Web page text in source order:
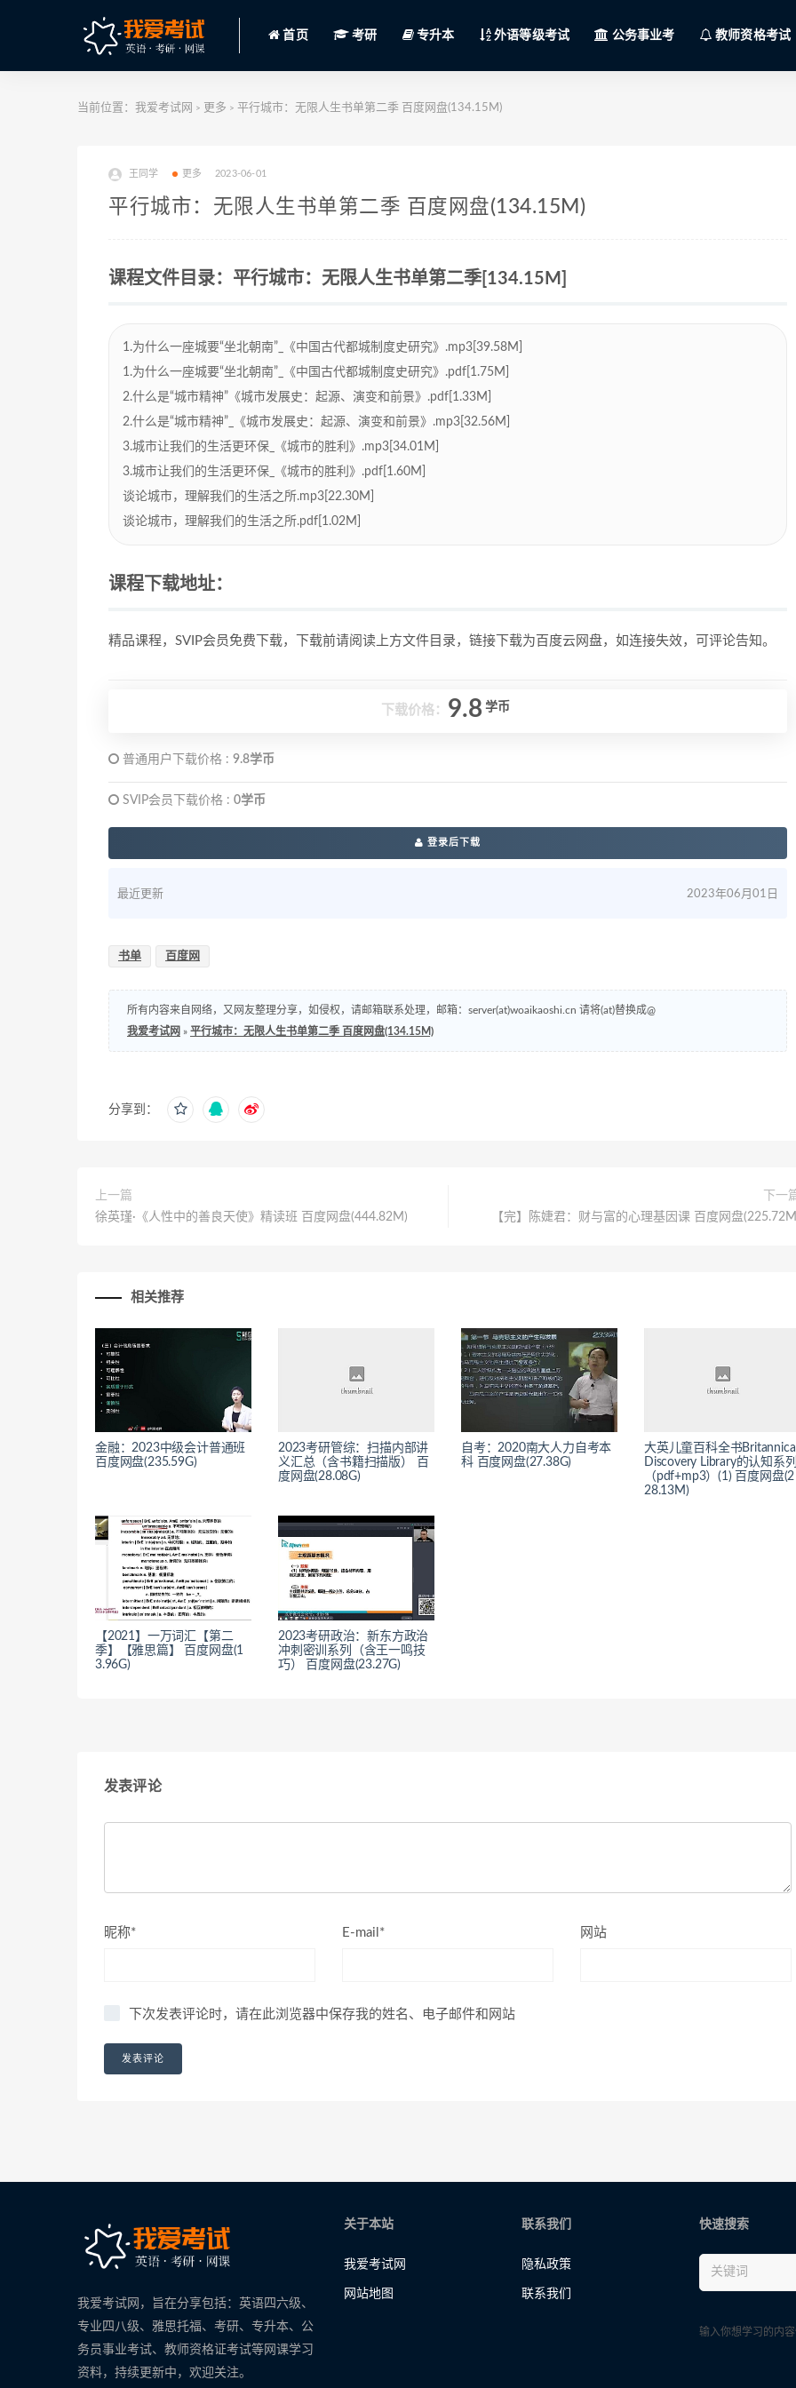
首页 考研 专升本 外语等级考试 公务事业考 教师资格考试
当前位置： 我爱考试网 > 更多 > 平行城市：无限人生书单第二季 百度网盘(134.15M)
王同学 更多 2023-06-01
平行城市：无限人生书单第二季 百度网盘(134.15M)
课程文件目录：平行城市：无限人生书单第二季[134.15M]
1.为什么一座城要“坐北朝南”_《中国古代都城制度史研究》.mp3[39.58M]
1.为什么一座城要“坐北朝南”_《中国古代都城制度史研究》.pdf[1.75M]
2.什么是“城市精神”《城市发展史：起源、演变和前景》.pdf[1.33M]
2.什么是“城市精神”_《城市发展史：起源、演变和前景》.mp3[32.56M]
3.城市让我们的生活更环保_《城市的胜利》.mp3[34.01M]
3.城市让我们的生活更环保_《城市的胜利》.pdf[1.60M]
谈论城市，理解我们的生活之所.mp3[22.30M]
谈论城市，理解我们的生活之所.pdf[1.02M]
课程下载地址：
精品课程，SVIP会员免费下载，下载前请阅读上方文件目录，链接下载为百度云网盘，如连接失效，可评论告知。
下载价格： 9.8 学币
普通用户下载价格 : 9.8学币
SVIP会员下载价格 : 0学币
登录后下载
最近更新 2023年06月01日
书单 百度网
所有内容来自网络，又网友整理分享，如侵权，请邮箱联系处理，邮箱：server(at)woaikaoshi.cn 请将(at)替换成@
我爱考试网 » 平行城市：无限人生书单第二季 百度网盘(134.15M)
分享到：
上一篇
徐英瑾·《人性中的善良天使》精读班 百度网盘(444.82M)
下一
【完】陈婕君：财与富的心理基因课 百度网盘
相关推荐
金融：2023中级会计普通班
百度网盘(235.59G)
2023考研管综：扫描内部讲
义汇总（含书籍扫描版） 百
度网盘(28.08G)
自考：2020南大人力自考本
科 百度网盘(27.38G)
大英儿童百科全书Britannica
Discovery Library的认知系列
（pdf+mp3）(1) 百度网盘(2
28.13M)
【2021】一万词汇【第二
季】【雅思篇】 百度网盘(1
3.96G)
2023考研政治：新东方政治
冲刺密训系列（含王一鸣技
巧） 百度网盘(23.27G)
发表评论
昵称* E-mail* 网站
下次发表评论时，请在此浏览器中保存我的姓名、电子邮件和网站
我爱考试网，旨在分享包括：英语四六级、
专业四八级、雅思托福、考研、专升本、公
务员事业考试、教师资格证考试等网课学习
资料，持续更新中，欢迎关注。
关于本站
我爱考试网
网站地图
联系我们
隐私政策
联系我们
快速搜索
输入你想学习的内